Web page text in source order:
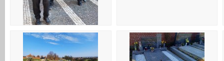
17 Před kostelem